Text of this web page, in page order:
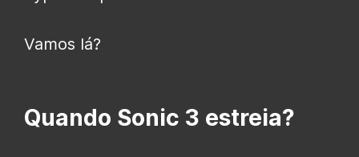
Vamos lá?
Quando Sonic 3 estreia?